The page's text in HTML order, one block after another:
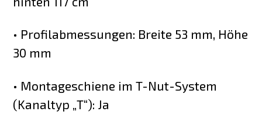
• Profilabmessungen: Breite 53 mm, Höhe
30 mm
• Montageschiene im T-Nut-System
(Kanaltyp „T“): Ja